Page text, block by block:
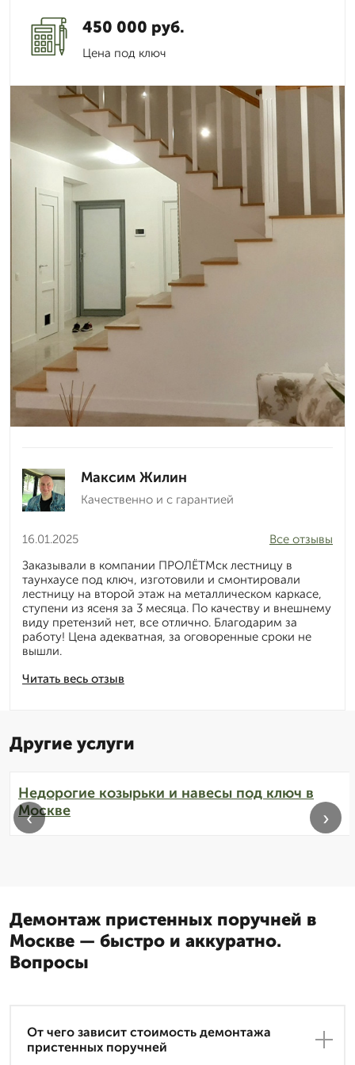
450 000 руб.
Цена под ключ
Максим Жилин
Качественно и с гарантией
16.01.2025
Читать весь отзыв
Все отзывы
Заказывали в компании ПРОЛЁТМск лестницу в
таунхаусе под ключ, изготовили и смонтировали
лестницу на второй этаж на металлическом каркасе,
ступени из ясеня за 3 месяца. По качеству и внешнему
виду претензий нет, все отлично. Благодарим за
работу! Цена адекватная, за оговоренные сроки не
вышли.
Другие услуги
Недорогие козырьки и навесы под ключ в
Москве
‹ ›
Демонтаж пристенных поручней в
Москве — быстро и аккуратно.
Вопросы
От чего зависит стоимость демонтажа
пристенных поручней